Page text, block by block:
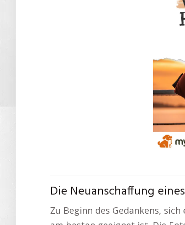
Die Neuanschaffung
Zu Beginn des Gedankens,